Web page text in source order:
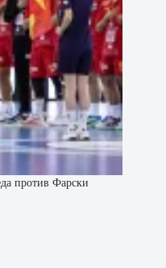
против Фарски